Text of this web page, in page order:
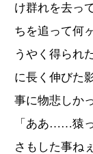
け群れを去っ
ちを追って何
うやく得られ
に長く伸びた
事に物悲しか
「ああ……猿
さもした事ね